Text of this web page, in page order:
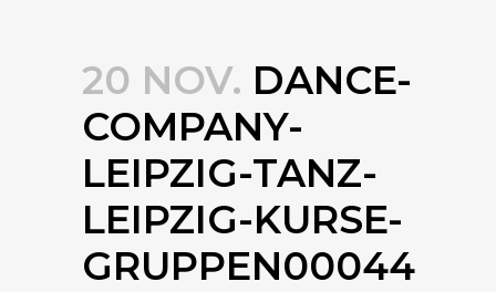
20 NOV. DANCE-
COMPANY-
LEIPZIG-TANZ-
LEIPZIG-KURSE-
GRUPPEN00044